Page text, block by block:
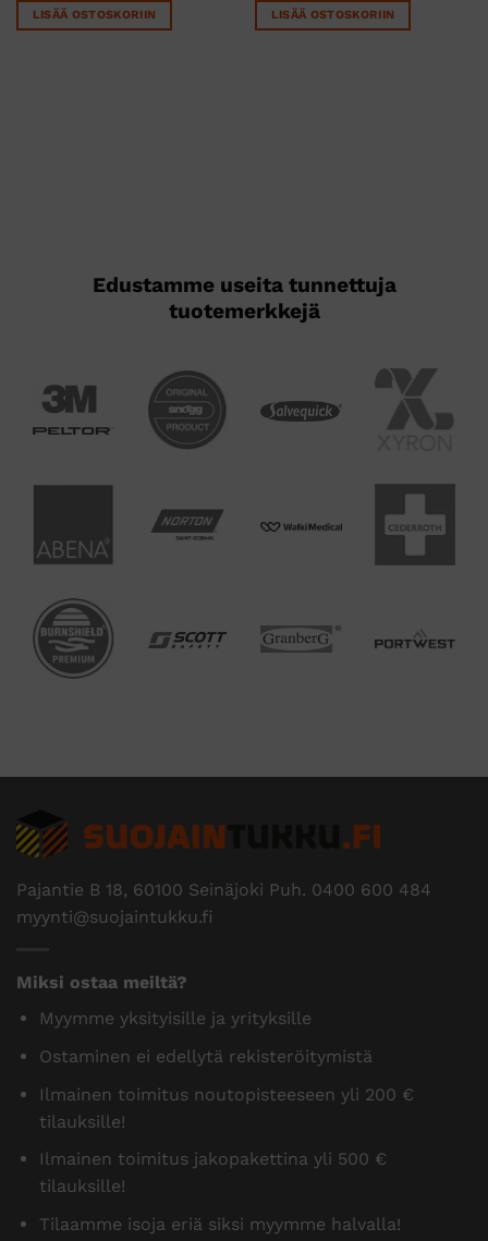
LISÄÄ OSTOSKORIIN LISÄÄ OSTOSKORIIN
Edustamme useita tunnettuja
tuotemerkkejä
Pajantie B 18, 60100 Seinäjoki Puh. 0400 600 484
myynti@suojaintukku.fi
Miksi ostaa meiltä?
Myymme yksityisille ja yrityksille
Ostaminen ei edellytä rekisteröitymistä
Ilmainen toimitus noutopisteeseen yli 200 €
tilauksille!
Ilmainen toimitus jakopakettina yli 500 €
tilauksille!
Tilaamme isoja eriä siksi myymme halvalla!